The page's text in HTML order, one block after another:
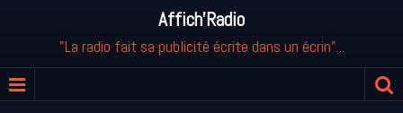
Affich'Radio
"La radio fait sa publicité écrite dans un écrin"...